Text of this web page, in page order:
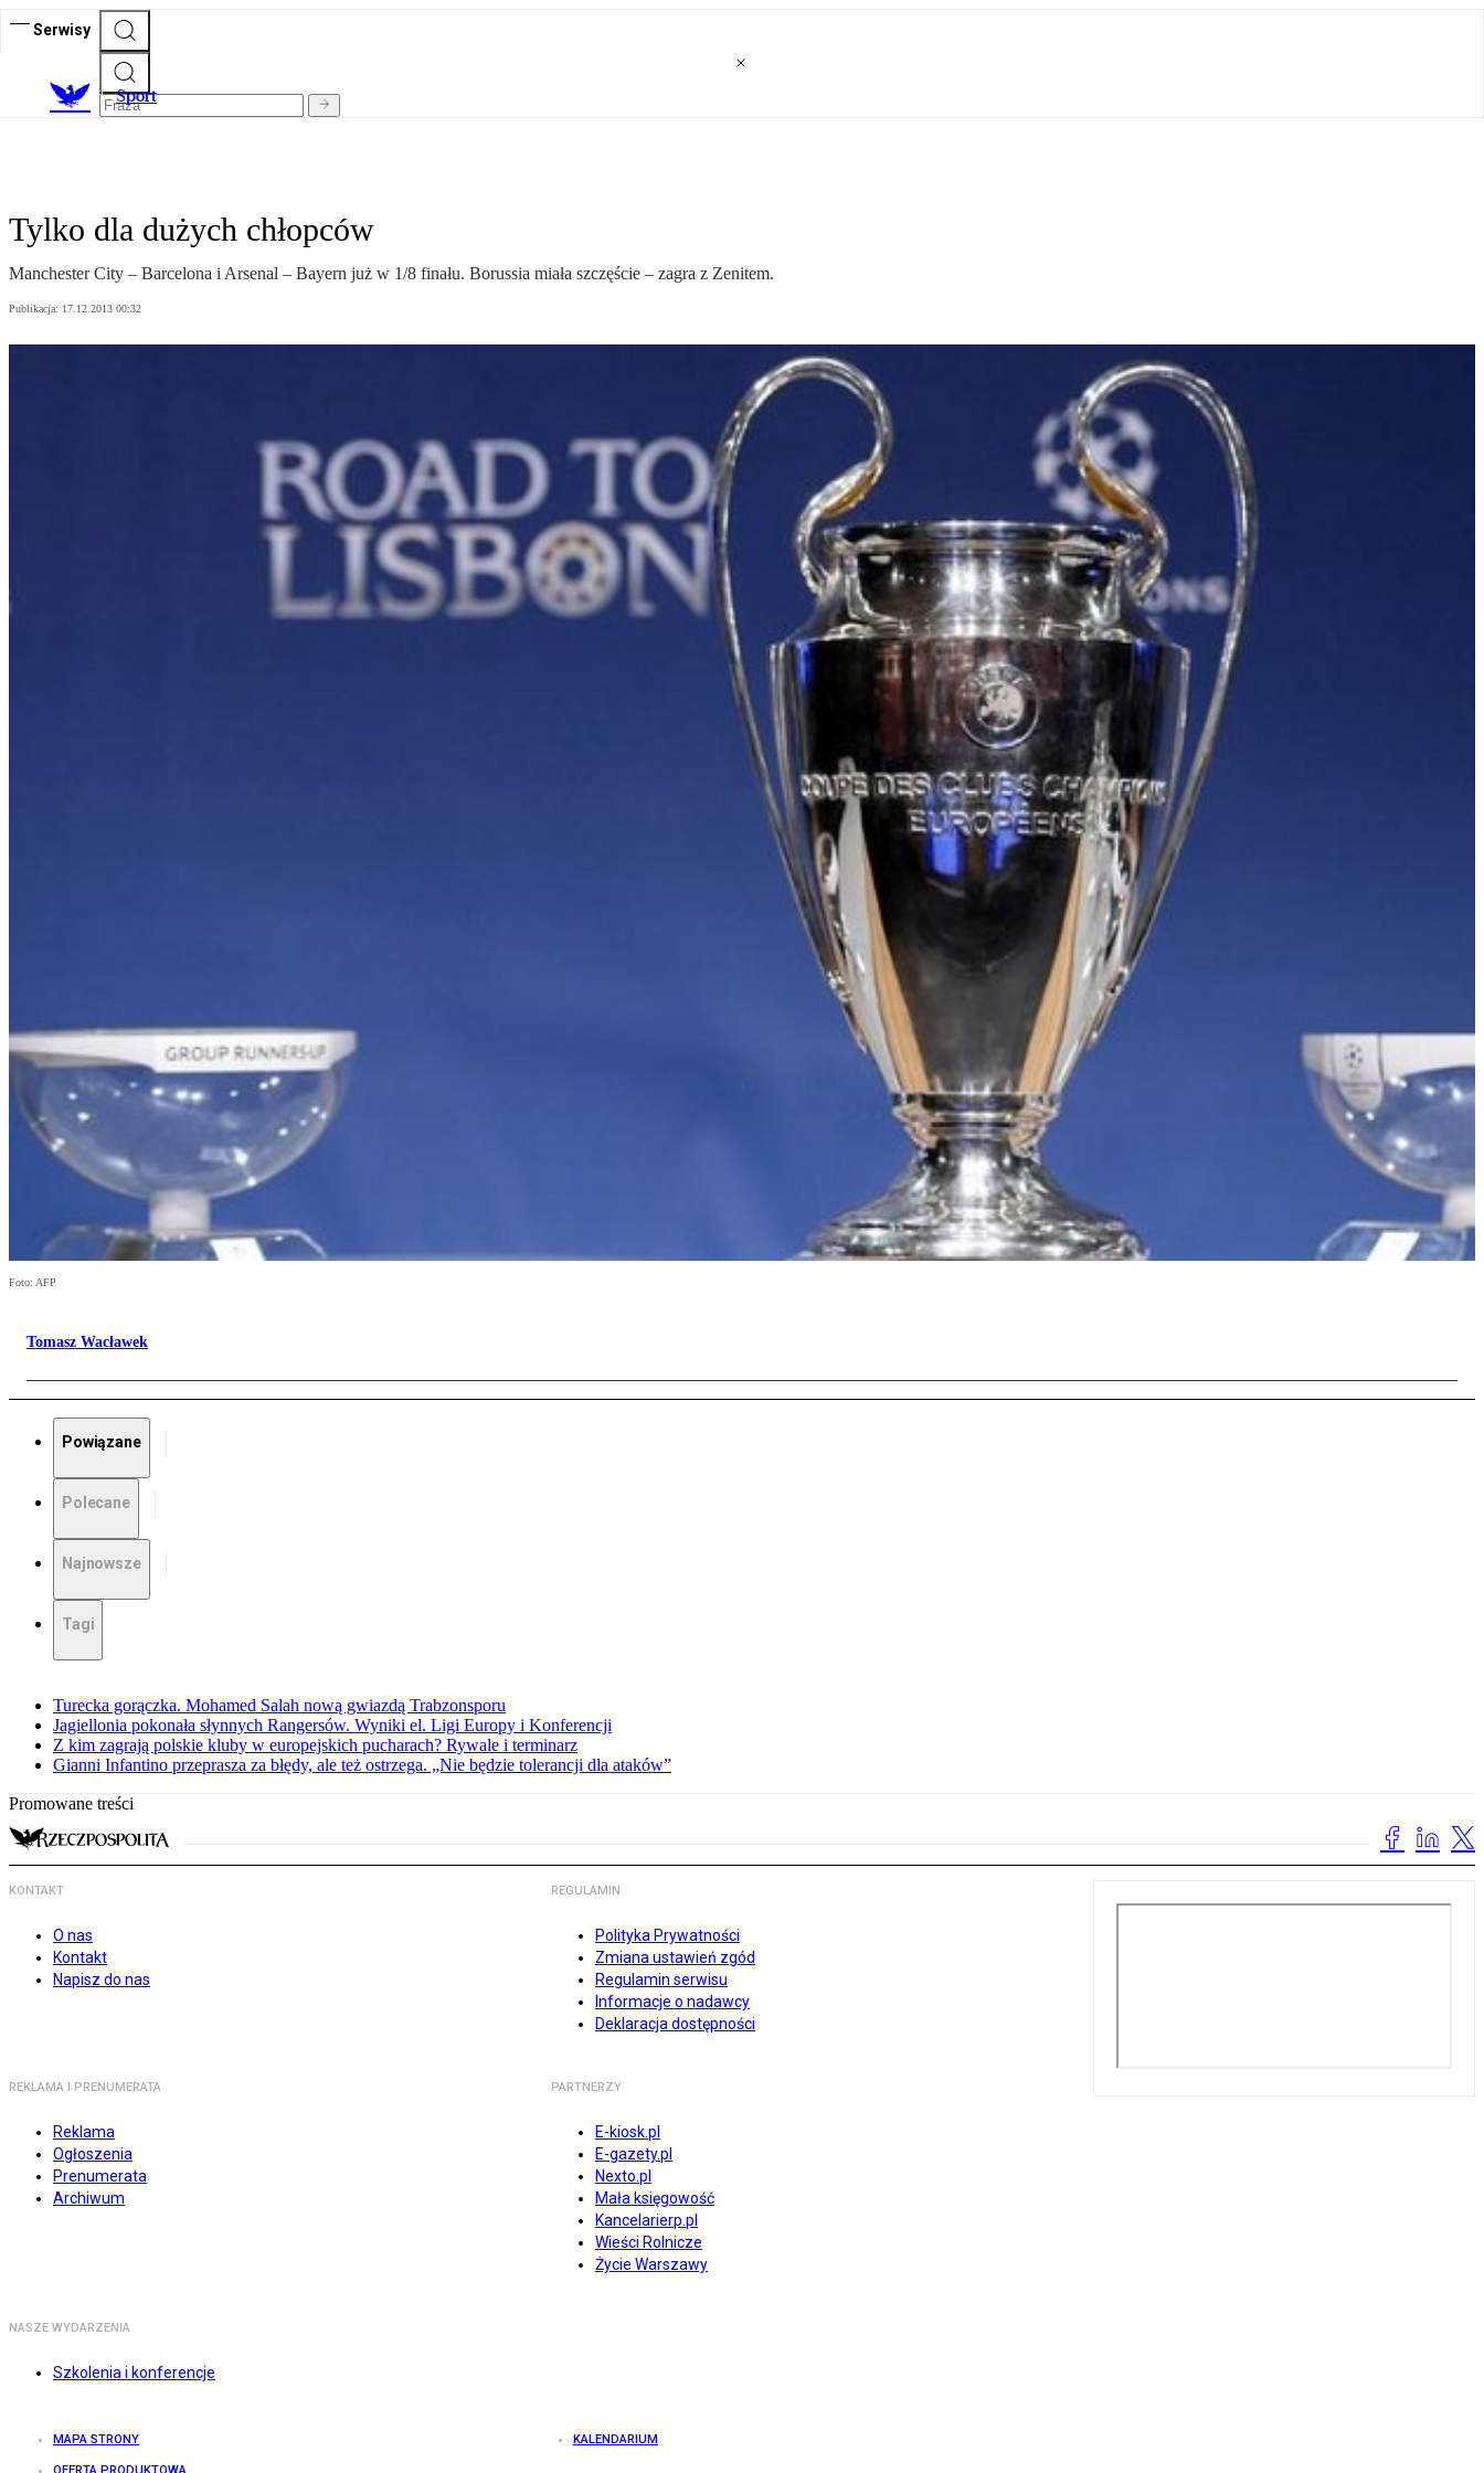
Serwisy
Sport
Tylko dla dużych chłopców
Manchester City – Barcelona i Arsenal – Bayern już w 1/8 finału. Borussia miała szczęście – zagra z Zenitem.
Publikacja: 17.12.2013 00:32
Foto: AFP
Tomasz Wacławek
Powiązane
Polecane
Najnowsze
Tagi
Turecka gorączka. Mohamed Salah nową gwiazdą Trabzonsporu
Jagiellonia pokonała słynnych Rangersów. Wyniki el. Ligi Europy i Konferencji
Z kim zagrają polskie kluby w europejskich pucharach? Rywale i terminarz
Gianni Infantino przeprasza za błędy, ale też ostrzega. „Nie będzie tolerancji dla ataków”
Promowane treści
KONTAKT
O nas
Kontakt
Napisz do nas
REGULAMIN
Polityka Prywatności
Zmiana ustawień zgód
Regulamin serwisu
Informacje o nadawcy
Deklaracja dostępności
REKLAMA I PRENUMERATA
Reklama
Ogłoszenia
Prenumerata
Archiwum
PARTNERZY
E-kiosk.pl
E-gazety.pl
Nexto.pl
Mała księgowość
Kancelarierp.pl
Wieści Rolnicze
Życie Warszawy
NASZE WYDARZENIA
Szkolenia i konferencje
MAPA STRONY KALENDARIUM